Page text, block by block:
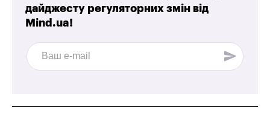
дайджесту регуляторних змін від
Mind.ua!